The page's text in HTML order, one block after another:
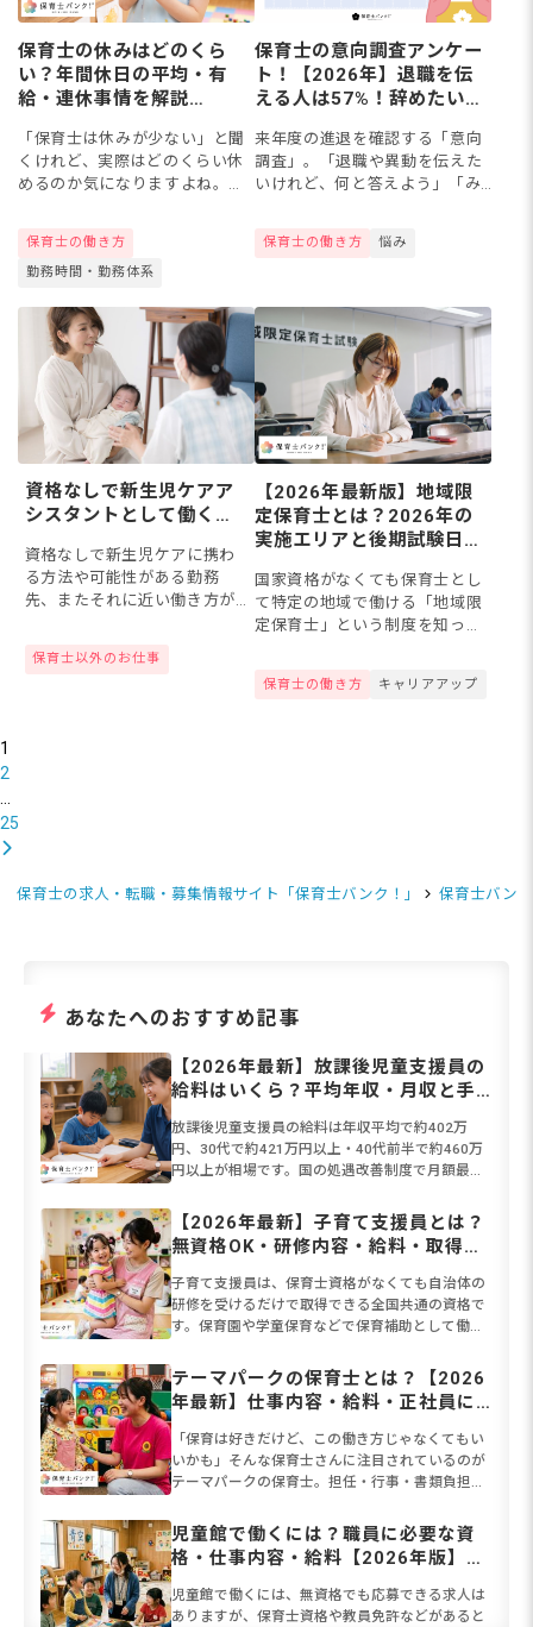
保育士の休みはどのくら
い？年間休日の平均・有
給・連休事情を解説
「保育士は休みが少ない」と聞
くけれど、実際はどのくらい休
めるのか気になりますよね。結
月に9〜10日ほどが目安です。
この記事では、週休やシフ...
保育士の働き方
勤務時間・勤務体系
保育士の意向調査アンケー
ト！【2026年】退職を伝
える人は57%！辞めたい理
来年度の進退を確認する「意向
調査」。「退職や異動を伝えた
いけれど、何と答えよう」「み
ですよね。保育士バンク！公式
保育士の働き方 悩み
資格なしで新生児ケアア
シスタントとして働くに
ために知っておきたいこ
と
資格なしで新生児ケアに携わ
る方法や可能性がある勤務
先、またそれに近い働き方が
保育士以外のお仕事
【2026年最新版】地域限
定保育士とは？2026年の
実施エリアと後期試験日
方法
国家資格がなくても保育士とし
て特定の地域で働ける「地域限
定保育士」という制度を知って
士試験に受からない」と悩んで
保育士の働き方 キャリアアップ
1
2
…
25
保育士の求人・転職・募集情報サイト「保育士バンク！」 保育士バン
あなたへのおすすめ記事
【2026年最新】放課後児童支援員の
給料はいくら？平均年収・月収と手
取りの相場、給料を上げる方法を解
説
放課後児童支援員の給料は年収平均で約402万
円、30代で約421万円以上・40代前半で約460万
円以上が相場です。国の処遇改善制度で月額最大3
があれば認...
【2026年最新】子育て支援員とは？
無資格OK・研修内容・給料・取得方
法をまるごと解説
子育て支援員は、保育士資格がなくても自治体の
研修を受けるだけで取得できる全国共通の資格で
す。保育園や学童保育などで保育補助として働け
も通園制度」により保...
テーマパークの保育士とは？【2026
年最新】仕事内容・給料・正社員に
なる方法を解説
「保育は好きだけど、この働き方じゃなくてもい
いかも」そんな保育士さんに注目されているのが
テーマパークの保育士。担任・行事・書類負担が
気を集めています。仕事は...
児童館で働くには？職員に必要な資
格・仕事内容・給料【2026年版】保
育園との違いも解説
児童館で働くには、無資格でも応募できる求人は
ありますが、保育士資格や教員免許などがあると